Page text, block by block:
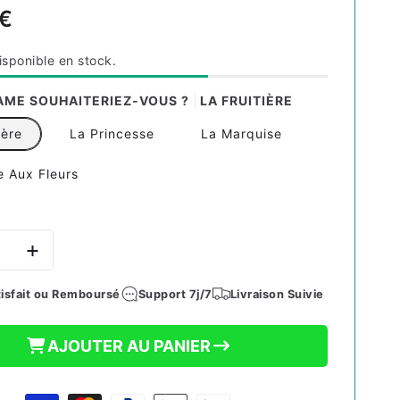
en stock.
SOUHAITERIEZ-VOUS ? LA FRUITIÈRE
La Princesse La Marquise
Aux Fleurs
Augmenter
quantité
|
LA
ROSÉE
ou Remboursé Support 7j/7 Livraison Suivie
AJOUTER AU PANIER